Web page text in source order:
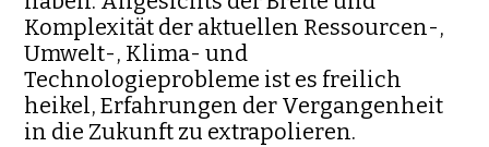
Komplexität der aktuellen Ressourcen-,
Umwelt-, Klima- und
Technologieprobleme ist es freilich
heikel, Erfah­rungen der Vergan­genheit
in die Zukunft zu extrapolieren.